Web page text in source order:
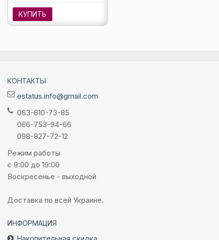
КУПИТЬ
КОНТАКТЫ
estatus.info@gmail.com
063-610-73-85
066-753-94-66
098-827-72-12
Режим работы
с 9:00 до 19:00
Воскресенье - выходной
Доставка по всей Украине.
ИНФОРМАЦИЯ